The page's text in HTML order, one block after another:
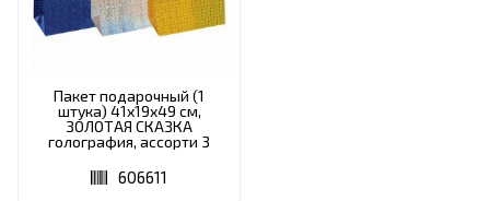
Пакет подарочный (1
штука) 41x19x49 см,
ЗОЛОТАЯ СКАЗКА
голография, ассорти 3
606611